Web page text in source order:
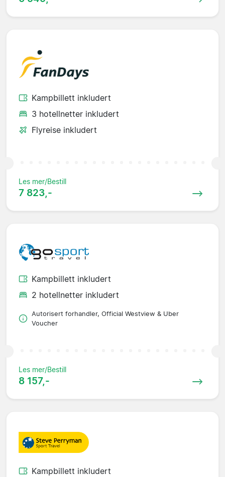
Kampbillett inkludert
3 hotellnetter inkludert
Flyreise inkludert
Les mer/Bestill
7 823,-
Kampbillett inkludert
2 hotellnetter inkludert
Autorisert forhandler, Official Westview & Uber
Voucher
Les mer/Bestill
8 157,-
Kampbillett inkludert